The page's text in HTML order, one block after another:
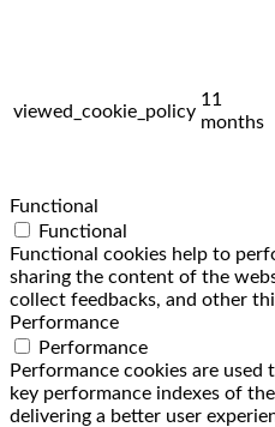
viewed_cookie_policy
11
months
Functional
Functional
Functional cookies help to
sharing the content of the
collect feedbacks, and other
Performance
Performance
Performance cookies are
key performance indexes of
delivering a better user